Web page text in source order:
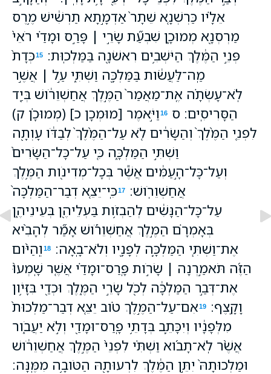
אֵלָ֗יו כַּרְשְׁנָ֤א שֵׁתָר֙ אַדְמָ֣תָא תַרְשִׁ֔ישׁ מֶ֥רֶס
מַרְסְנָ֖א מְמוּכָ֑ן שִׁבְעַ֞ת שָׂרֵ֣י ׀ פָּרַ֣ס וּמָדַ֗י רֹאֵי֙
פְּנֵ֣י הַמֶּ֔לֶךְ הַיֹּשְׁבִ֥ים רִאשֹׁנָ֖ה בַּמַּלְכֽוּת׃
15כְּדָת֙
מַֽה־לַּעֲשֹׂ֔ות בַּמַּלְכָּ֖ה וַשְׁתִּ֑י עַ֣ל ׀ אֲשֶׁ֣ר
לֹֽא־עָשְׂתָ֗ה אֶֽת־מַאֲמַר֙ הַמֶּ֣לֶךְ אֲחַשְׁוֵרֹ֔ושׁ בְּיַ֖ד
הַסָּרִיסִֽים׃ ס
16 וַיֹּ֣אמֶר [מוּמְכָן כ] (מְמוּכָ֗ן ק)
לִפְנֵ֤י הַמֶּ֙לֶךְ֙ וְהַשָּׂרִ֔ים לֹ֤א עַל־הַמֶּ֙לֶךְ֙ לְבַדֹּ֔ו עָוְתָ֖ה
וַשְׁתִּ֣י הַמַּלְכָּ֑ה כִּ֤י עַל־כָּל־הַשָּׂרִים֙
וְעַל־כָּל־הָ֣עַמִּ֔ים אֲשֶׁ֕ר בְּכָל־מְדִינֹ֖ות הַמֶּ֥לֶךְ
אֲחַשְׁוֵרֹֽושׁ׃
17כִּֽי־יֵצֵ֤א דְבַר־הַמַּלְכָּה֙
עַל־כָּל־הַנָּשִׁ֔ים לְהַבְזֹ֥ות בַּעְלֵיהֶ֖ן בְּעֵינֵיהֶ֑ן
בְּאָמְרָ֗ם הַמֶּ֣לֶךְ אֲחַשְׁוֵרֹ֡ושׁ אָמַ֞ר לְהָבִ֨יא
אֶת־וַשְׁתִּ֧י הַמַּלְכָּ֛ה לְפָנָ֖יו וְלֹא־בָֽאָה׃
18 וְֽהַיֹּ֨ום
הַזֶּ֜ה תֹּאמַ֣רְנָה ׀ שָׂרֹ֣ות פָּֽרַס־וּמָדַ֗י אֲשֶׁ֤ר שָֽׁמְעוּ֙
אֶת־דְּבַ֣ר הַמַּלְכָּ֔ה לְכֹ֖ל שָׂרֵ֣י הַמֶּ֑לֶךְ וּכְדַ֖י בִּזָּיֹ֥ון
וָקָֽצֶף׃
19אִם־עַל־הַמֶּ֣לֶךְ טֹ֗וב יֵצֵ֤א דְבַר־מַלְכוּת֙
מִלְּפָנָ֔יו וְיִכָּתֵ֛ב בְּדָתֵ֥י פָֽרַס־וּמָדַ֖י וְלֹ֣א יַעֲבֹ֑ור
אֲשֶׁ֨ר לֹֽא־תָבֹ֜וא וַשְׁתִּ֗י לִפְנֵי֙ הַמֶּ֣לֶךְ אֲחַשְׁוֵרֹ֔ושׁ
וּמַלְכוּתָהּ֙ יִתֵּ֣ן הַמֶּ֔לֶךְ לִרְעוּתָ֖הּ הַטֹּובָ֥ה מִמֶּֽנָּה׃